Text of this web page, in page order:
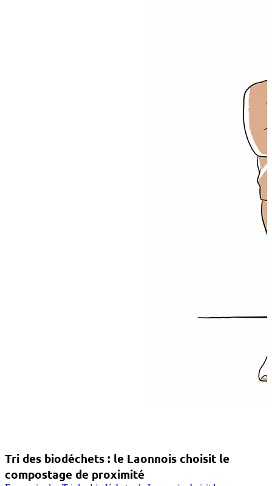
Tri des biodéchets : le Laonnois choisit le
compostage de proximité